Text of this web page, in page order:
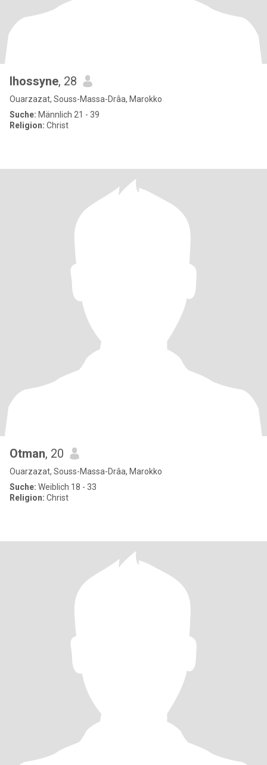
lhossyne, 28
Ouarzazat, Souss-Massa-Drâa, Marokko
Suche: Männlich 21 - 39
Religion: Christ
Otman, 20
Ouarzazat, Souss-Massa-Drâa, Marokko
Suche: Weiblich 18 - 33
Religion: Christ